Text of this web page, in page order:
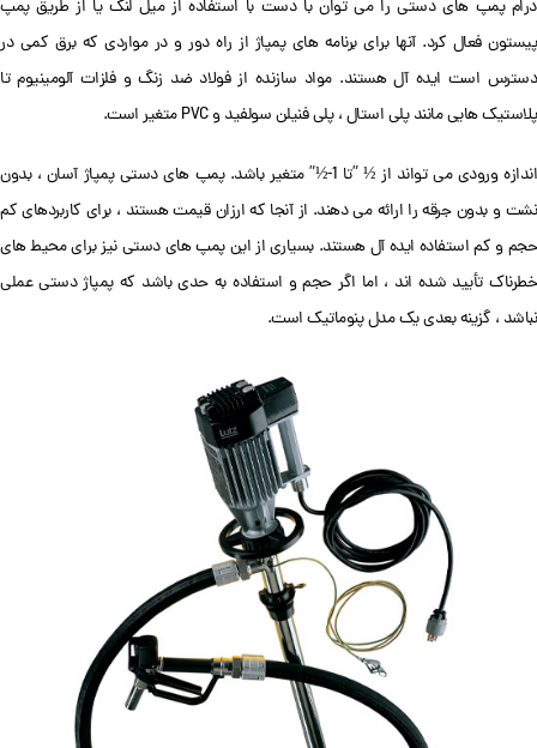
درام پمپ های دستی را می توان با دست با استفاده از میل لنگ یا از طریق پمپ
پیستون فعال کرد. آنها برای برنامه های پمپاژ از راه دور و در مواردی که برق کمی در
دسترس است ایده آل هستند. مواد سازنده از فولاد ضد زنگ و فلزات آلومینیوم تا
پلاستیک هایی مانند پلی استال ، پلی فنیلن سولفید و PVC متغیر است.
اندازه ورودی می تواند از ½ ”تا 1-½” متغیر باشد. پمپ های دستی پمپاژ آسان ، بدون
نشت و بدون جرقه را ارائه می دهند. از آنجا که ارزان قیمت هستند ، برای کاربردهای کم
حجم و کم استفاده ایده آل هستند. بسیاری از این پمپ های دستی نیز برای محیط های
خطرناک تأیید شده اند ، اما اگر حجم و استفاده به حدی باشد که پمپاژ دستی عملی
نباشد ، گزینه بعدی یک مدل پنوماتیک است.